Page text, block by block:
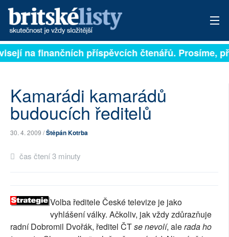
PŘIHLÁSIT
ARCHIV
AUTOŘI
PŘÍSPĚVKY NA PROVOZ
na finančních příspěvcích čtenářů. Prosíme,
Kamarádi kamarádů
budoucích ředitelů
30. 4. 2009 /Štěpán Kotrba
čas čtení 3 minuty
Volba ředitele České televize je jako
vyhlášení války. Ačkoliv, jak vždy zdůrazňuje
radní Dobromil Dvořák, ředitel ČTse nevolí, alerada ho